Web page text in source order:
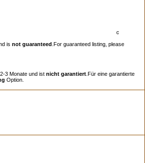
c
is not guaranteed .For guaranteed listing, please
3 Monate und ist nicht garantiert .Für eine garantierte
Option.